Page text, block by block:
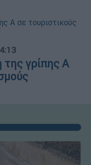
της γρίπης Α